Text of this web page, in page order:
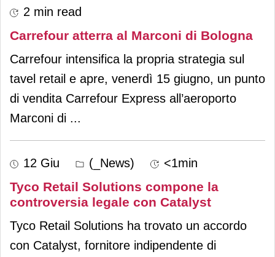
2 min read
Carrefour atterra al Marconi di Bologna
Carrefour intensifica la propria strategia sul
tavel retail e apre, venerdì 15 giugno, un punto
di vendita Carrefour Express all’aeroporto
Marconi di ...
12 Giu (_News) <1min
Tyco Retail Solutions compone la
controversia legale con Catalyst
Tyco Retail Solutions ha trovato un accordo
con Catalyst, fornitore indipendente di